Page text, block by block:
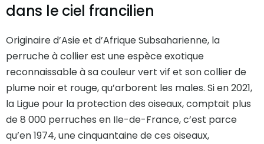
dans le ciel francilien
Originaire d’Asie et d’Afrique Subsaharienne, la
perruche à collier est une espèce exotique
reconnaissable à sa couleur vert vif et son collier de
plume noir et rouge, qu’arborent les males. Si en 2021,
la Ligue pour la protection des oiseaux, comptait plus
de 8 000 perruches en Ile-de-France, c’est parce
qu’en 1974, une cinquantaine de ces oiseaux,